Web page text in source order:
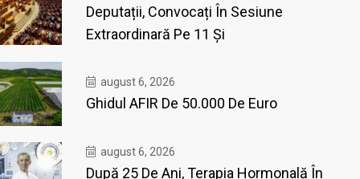
Deputații, Convocați În Sesiune
Extraordinară Pe 11 Și
august 6, 2026
Ghidul AFIR De 50.000 De Euro
august 6, 2026
După 25 De Ani, Terapia Hormonală În